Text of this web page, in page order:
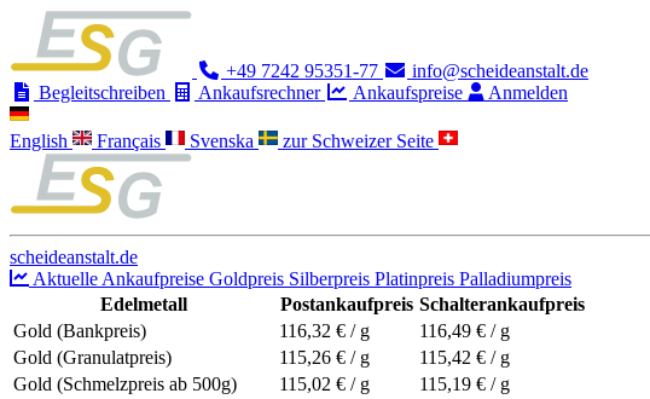
+49 7242 95351-77
info@scheideanstalt.de
Begleitschreiben
Ankaufsrechner Ankaufspreise Anmelden
English Français Svenska zur Schweizer Seite
scheideanstalt.de
Aktuelle Ankaufpreise Goldpreis Silberpreis Platinpreis Palladiumpreis
Edelmetall
Postankaufpreis Schalterankaufpreis
Gold (Bankpreis)
116,32 € / g 116,49 € / g
Gold (Granulatpreis)
115,26 € / g 115,42 € / g
Gold (Schmelzpreis ab 500g)
115,02 € / g 115,19 € / g